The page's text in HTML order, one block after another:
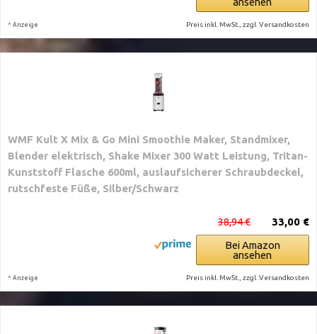
* Anzeige Preis inkl. MwSt., zzgl. Versandkosten
WMF Kult X Mix & Go Mini Smoothie Maker, Standmixer,
Blender elektrisch, Shake Mixer 300 Watt Leistung, Tritan-
Kunststoff Flasche 600ml, auslaufsicherer Schraubdeckel,
rutschfeste Füße, Silber/Schwarz
33,00 €
38,94 €
Bei Amazon
ansehen
* Anzeige Preis inkl. MwSt., zzgl. Versandkosten